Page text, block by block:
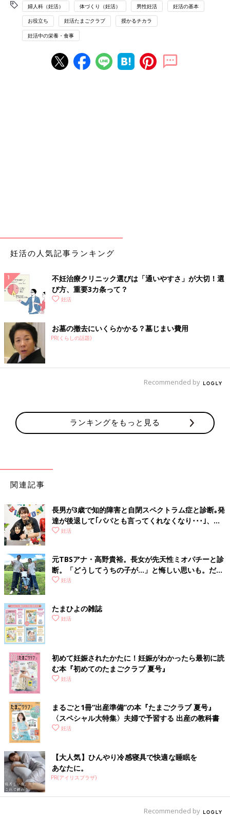
婦人科（妊活） 体づくり（妊活） 男性妊活 妊活の基本
お役立ち 妊活たまごクラブ 授かるチカラ
妊活中の栄養・食事
妊活の人気記事ランキング
不妊治療クリニック選びは「通いやすさ」が大切！選
び方、重要3カ条って？
妊活
お墓の撤去にいくらかかる？墓じまい費用
PR(くらしの話題)
Recommended by
ランキングをもっと見る
関連記事
長男が3歳で知的障害と自閉スペクトラム症と診断｡発
達が後退して｢パパとも言ってくれなくなり･･･｣、元
プロバスケ選手･岡田優介
妊活
元TBSアナ・高野貴裕。長女が先天性ミオパチーと診
断。「どうしてうちの子が…」と悔しい思いも。だか
らこそ、娘との時間を全力で楽しみたい
妊活
たまひよの雑誌
妊活
初めて妊娠されたかたに！妊娠がわかったら最初に読
む本『初めてのたまごクラブ 夏号』
妊活
まるごと1冊“出産準備”の本『たまごクラブ 夏号』
〈スペシャル大特集〉夫婦で予習する 出産の教科書
妊活
【大人気】ひんやり冷感寝具で快適な睡眠を
あなたに。
PR(アイリスプラザ)
Recommended by